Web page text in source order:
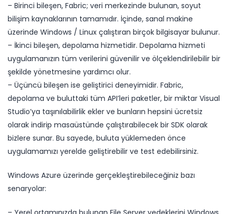
– Birinci bileşen, Fabric; veri merkezinde bulunan, soyut
bilişim kaynaklarının tamamıdır. İçinde, sanal makine
üzerinde Windows / Linux çalıştıran birçok bilgisayar bulunur.
– İkinci bileşen, depolama hizmetidir. Depolama hizmeti
uygulamanızın tüm verilerini güvenilir ve ölçeklendirilebilir bir
şekilde yönetmesine yardımcı olur.
– Üçüncü bileşen ise geliştirici deneyimidir. Fabric,
depolama ve buluttaki tüm API’leri paketler, bir miktar Visual
Studio’ya taşınılabilirlik ekler ve bunların hepsini ücretsiz
olarak indirip masaüstünde çalıştırabilecek bir SDK olarak
bizlere sunar. Bu sayede, buluta yüklemeden önce
uygulamamızı yerelde geliştirebilir ve test edebilirsiniz.
Windows Azure üzerinde gerçekleştirebileceğiniz bazı
senaryolar: